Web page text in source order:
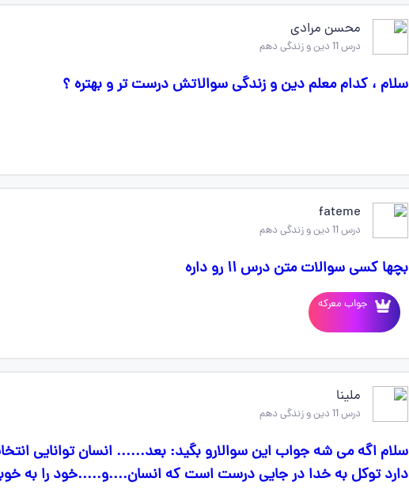
محسن مرادی
درس 11 دین و زندگی دهم
سلام ، کدام معلم دین و زندگی سوالاتش درست تر و بهتره ؟
fateme
درس 11 دین و زندگی دهم
بچها کسی سوالات متن درس ۱۱ رو داره
جواب معرکه
ملینا
درس 11 دین و زندگی دهم
سلام اگه می شه جواب این سوالارو بگید: بعد...... انسان توانایی
دارد توکل به خدا در جایی درست است که انسان....و.....خود را به